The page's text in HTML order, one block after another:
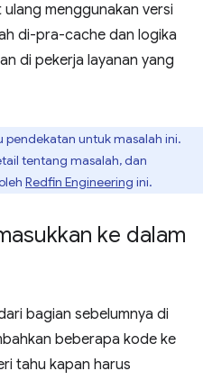
menggunakan versi
di-pra-cache dan logika
di pekerja layanan yang
pendekatan untuk masalah ini.
tentang masalah, dan
Redfin Engineering ini.
ke dalam
bagian sebelumnya di
beberapa kode ke
tahu kapan harus